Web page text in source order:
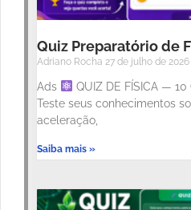
Quiz Preparatório de
Adriano Rocha 27 de julho de 2026
Ads
QUIZ DE FÍSICA — 10
Teste seus conhecimentos
aceleração,
Saiba mais »